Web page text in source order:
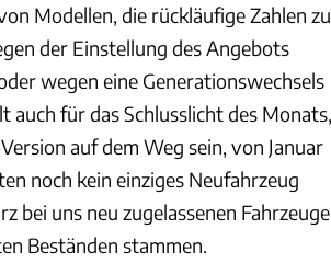
Modellen, die rückläufige Zahlen zu
der Einstellung des Angebots
wegen eine Generationswechsels
auch für das Schlusslicht des Monats,
auf dem Weg sein, von Januar
noch kein einziges Neufahrzeug
bei uns neu zugelassenen Fahrzeuge
Beständen stammen.